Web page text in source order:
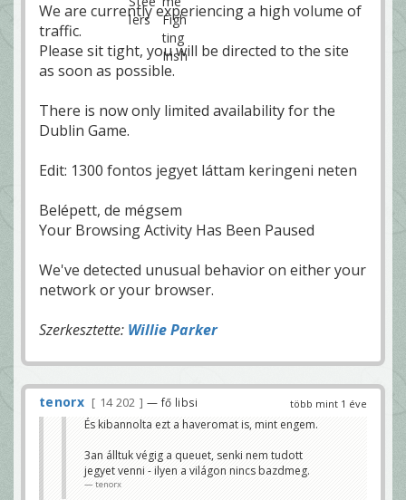
We are currently experiencing a high volume of
traffic.
Please sit tight, you will be directed to the site
as soon as possible.
There is now only limited availability for the
Dublin Game.
Edit: 1300 fontos jegyet láttam keringeni neten
Belépett, de mégsem
Your Browsing Activity Has Been Paused
We've detected unusual behavior on either your
network or your browser.
Szerkesztette: Willie Parker
több mint 1 éve
tenorx 14 202 — fő libsi
És kibannolta ezt a haveromat is, mint engem.
3an álltuk végig a queuet, senki nem tudott
jegyet venni - ilyen a világon nincs bazdmeg.
tenorx